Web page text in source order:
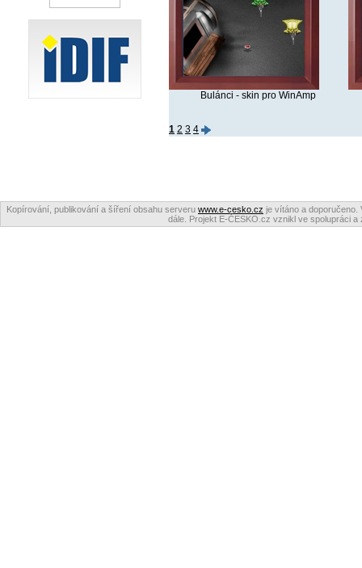
Bulánci - skin pro WinAmp
1 2 3 4
Kopírování, publikování a šíření obsahu serveru www.e-cesko.cz je vítáno a doporučeno.
dále. Projekt E-ČESKO.cz vznikl ve spolupráci